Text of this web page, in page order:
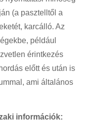
(a pasztelltől a
karcálló. Az
például
érintkezés
előtt és után is
ami általános
információk: